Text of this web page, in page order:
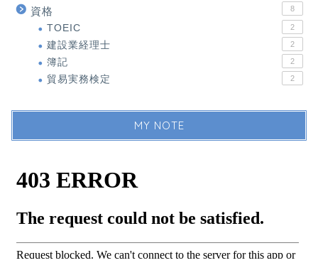
資格 8
TOEIC 2
建設業経理士 2
簿記 2
貿易実務検定 2
MY NOTE